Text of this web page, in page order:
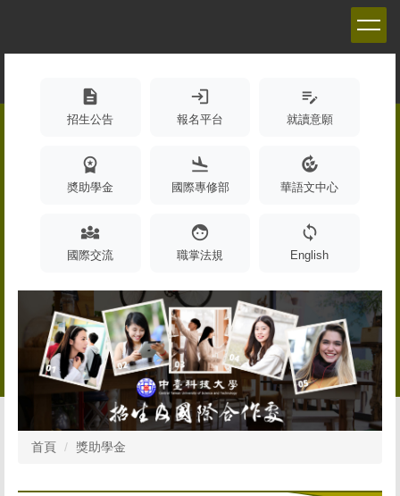
description
招生公告
login
報名平台
edit_note
就讀意願
workspace_premium
奬助學金
flight_land
國際專修部
compost
華語文中心
diversity_3
國際交流
face
職掌法規
sync
English
首頁 獎助學金